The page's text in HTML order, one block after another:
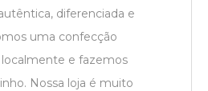
diferenciada e
uma confecção
e fazemos
Nossa loja é muito